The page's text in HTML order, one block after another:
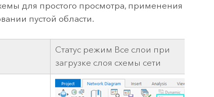
для простого просмотра, применения
пустой области.
Статус режим Все слои при
загрузке слоя схемы сети